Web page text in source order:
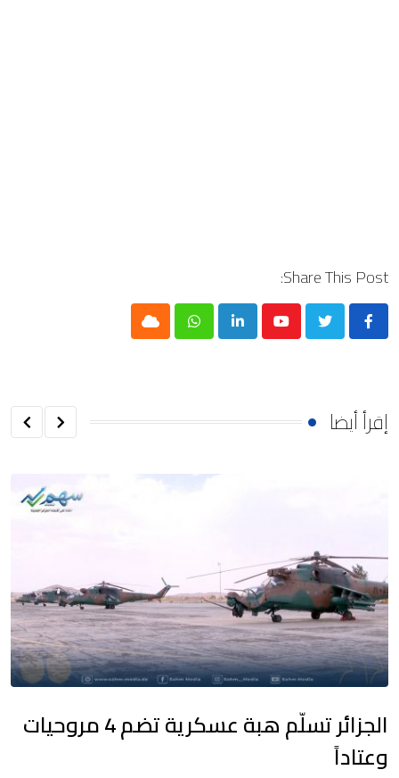
Share This Post:
Youtube
LinkedIn
Whatsapp
Cloud
إقرأ أيضا
الجزائر تسلّم هبة عسكرية تضم 4 مروحيات
وعتاداً